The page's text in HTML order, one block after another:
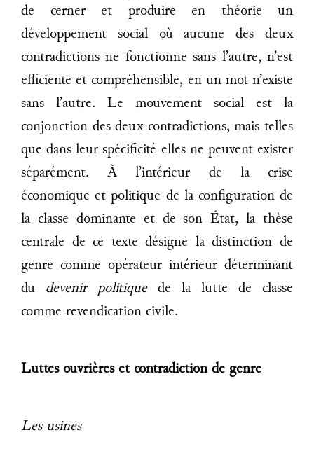
de cerner et produire en théorie un
développement social où aucune des deux
contradictions ne fonctionne sans l’autre, n’est
efficiente et compréhensible, en un mot n’existe
sans l’autre. Le mouvement social est la
conjonction des deux contradictions, mais telles
que dans leur spécificité elles ne peuvent exister
séparément. À l’intérieur de la crise
économique et politique de la configuration de
la classe dominante et de son État, la thèse
centrale de ce texte désigne la distinction de
genre comme opérateur intérieur déterminant
du devenir politiquede la lutte de classe
comme revendication civile.
Luttes ouvrières et contradiction de genre
Les usines